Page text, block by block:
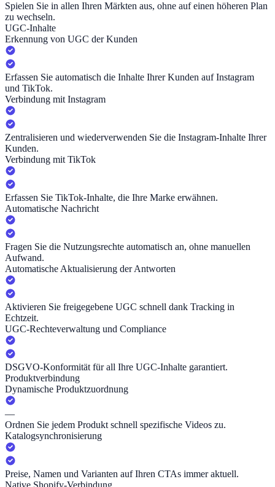
Spielen Sie in allen Ihren Märkten aus, ohne auf einen höheren Plan
zu wechseln.
UGC-Inhalte
Erkennung von UGC der Kunden
Erfassen Sie automatisch die Inhalte Ihrer Kunden auf Instagram
und TikTok.
Verbindung mit Instagram
Zentralisieren und wiederverwenden Sie die Instagram-Inhalte Ihrer
Kunden.
Verbindung mit TikTok
Erfassen Sie TikTok-Inhalte, die Ihre Marke erwähnen.
Automatische Nachricht
Fragen Sie die Nutzungsrechte automatisch an, ohne manuellen
Aufwand.
Automatische Aktualisierung der Antworten
Aktivieren Sie freigegebene UGC schnell dank Tracking in
Echtzeit.
UGC-Rechteverwaltung und Compliance
DSGVO-Konformität für all Ihre UGC-Inhalte garantiert.
Produktverbindung
Dynamische Produktzuordnung
—
Ordnen Sie jedem Produkt schnell spezifische Videos zu.
Katalogsynchronisierung
Preise, Namen und Varianten auf Ihren CTAs immer aktuell.